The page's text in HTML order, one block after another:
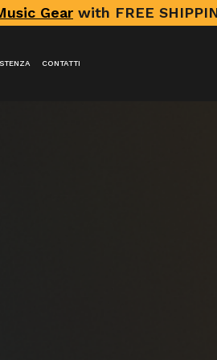
Gear with FREE
CONTATTI